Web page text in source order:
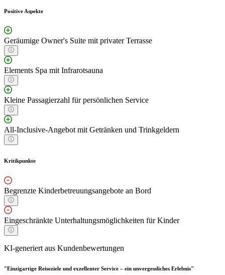
Positive Aspekte
Geräumige Owner's Suite mit privater Terrasse
Elements Spa mit Infrarotsauna
Kleine Passagierzahl für persönlichen Service
All-Inclusive-Angebot mit Getränken und Trinkgeldern
Kritikpunkte
Begrenzte Kinderbetreuungsangebote an Bord
Eingeschränkte Unterhaltungsmöglichkeiten für Kinder
KI-generiert aus Kundenbewertungen
"Einzigartige Reiseziele und exzellenter Service – ein unvergessliches Erlebnis"